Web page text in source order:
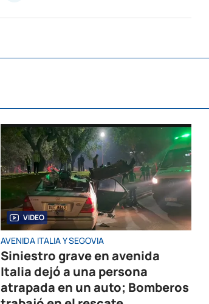
VIDEO
AVENIDA ITALIA Y SEGOVIA
Siniestro grave en avenida
Italia dejó a una persona
atrapada en un auto; Bomberos